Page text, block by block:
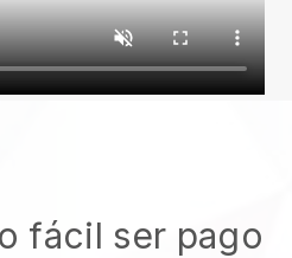
fácil ser pago